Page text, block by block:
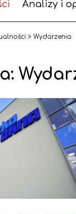
Analizy i
> Wydarzenia